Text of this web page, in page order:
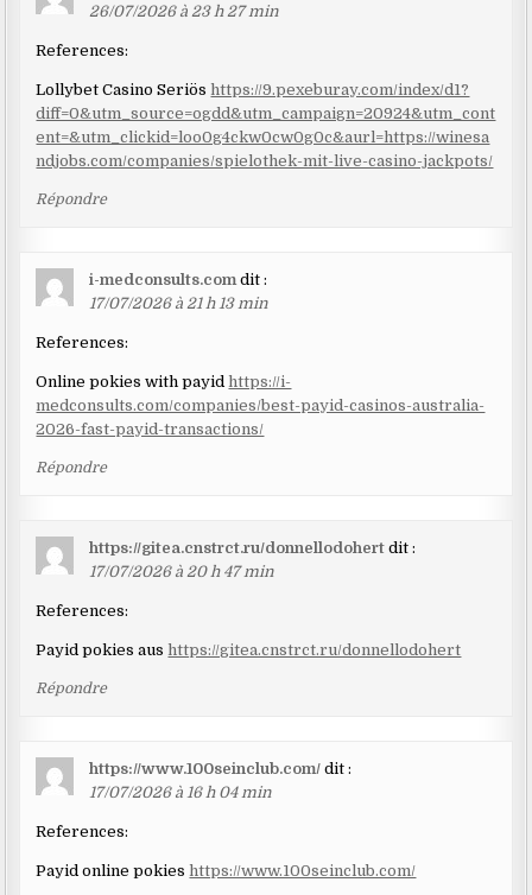
26/07/2026 à 23 h 27 min
References:
Lollybet Casino Seriös https://9.pexeburay.com/index/d1?
diff=0&utm_source=ogdd&utm_campaign=20924&utm_cont
ent=&utm_clickid=loo0g4ckw0cw0g0c&aurl=https://winesa
ndjobs.com/companies/spielothek-mit-live-casino-jackpots/
Répondre
i-medconsults.com dit :
17/07/2026 à 21 h 13 min
References:
Online pokies with payidhttps://i-
medconsults.com/companies/best-payid-casinos-australia-
2026-fast-payid-transactions/
Répondre
https://gitea.cnstrct.ru/donnellodohert dit :
17/07/2026 à 20 h 47 min
References:
Payid pokies aus https://gitea.cnstrct.ru/donnellodohert
Répondre
https://www.100seinclub.com/ dit :
17/07/2026 à 16 h 04 min
References:
Payid online pokieshttps://www.100seinclub.com/